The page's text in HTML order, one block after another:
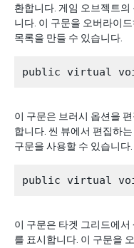
환합니다. 게임 오브젝트
니다. 이 구문을 오버라이
목록을 만들 수 있습니다.
이 구문은 브러시 옵션을
합니다. 씬 뷰에서 편집하
구문을 사용할 수 있습니다.
이 구문은 타겟 그리드에
를 표시합니다. 이 구문을